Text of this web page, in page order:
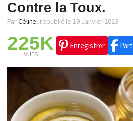
Contre la Toux.
ParCéline, republié le 19 Janvier 2023
225K
VUES
Enregistrer